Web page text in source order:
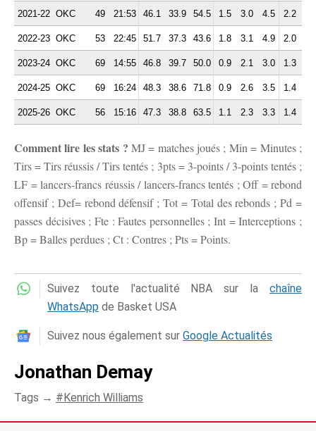
2021-22 OKC 49 21:53 46.1 33.9 54.5 1.5 3.0 4.5 2.2
2022-23 OKC 53 22:45 51.7 37.3 43.6 1.8 3.1 4.9 2.0
2023-24 OKC 69 14:55 46.8 39.7 50.0 0.9 2.1 3.0 1.3
2024-25 OKC 69 16:24 48.3 38.6 71.8 0.9 2.6 3.5 1.4
2025-26 OKC 56 15:16 47.3 38.8 63.5 1.1 2.3 3.3 1.4
Comment lire les stats ? MJ = matches joués ; Min = Minutes ;
Tirs = Tirs réussis / Tirs tentés ; 3pts = 3-points / 3-points tentés ;
LF = lancers-francs réussis / lancers-francs tentés ; Off = rebond
offensif ; Def= rebond défensif ; Tot = Total des rebonds ; Pd =
passes décisives ; Fte : Fautes personnelles ; Int = Interceptions ;
Bp = Balles perdues ; Ct : Contres ; Pts = Points.
Suivez toute l'actualité NBA sur la chaîne
WhatsApp de Basket USA
Suivez nous également sur Google Actualités
Jonathan Demay
Tags → Kenrich Williams